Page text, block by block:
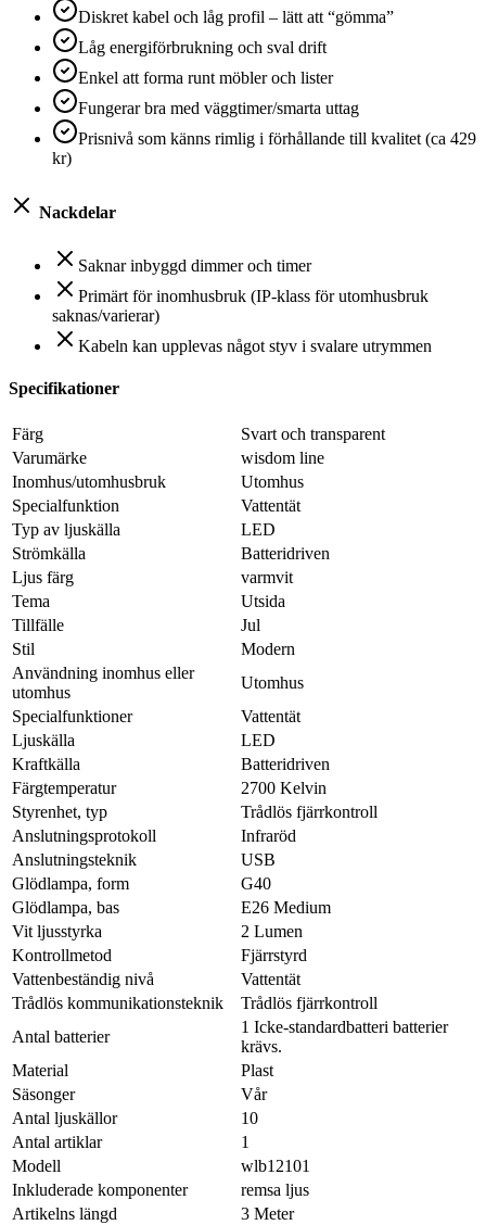
Diskret kabel och låg profil – lätt att “gömma”
Låg energiförbrukning och sval drift
Enkel att forma runt möbler och lister
Fungerar bra med väggtimer/smarta uttag
Prisnivå som känns rimlig i förhållande till kvalitet (ca 429
kr)
Nackdelar
Saknar inbyggd dimmer och timer
Primärt för inomhusbruk (IP-klass för utomhusbruk
saknas/varierar)
Kabeln kan upplevas något styv i svalare utrymmen
Specifikationer
Färg
Svart och transparent
Varumärke
wisdom line
Inomhus/utomhusbruk
Utomhus
Specialfunktion
Vattentät
Typ av ljuskälla
LED
Strömkälla
Batteridriven
Ljus färg
varmvit
Tema
Utsida
Tillfälle
Jul
Stil
Modern
Användning inomhus eller
utomhus
Utomhus
Specialfunktioner
Vattentät
Ljuskälla
LED
Kraftkälla
Batteridriven
Färgtemperatur
2700 Kelvin
Styrenhet, typ
Trådlös fjärrkontroll
Anslutningsprotokoll
Infraröd
Anslutningsteknik
USB
Glödlampa, form
G40
Glödlampa, bas
E26 Medium
Vit ljusstyrka
2 Lumen
Kontrollmetod
Fjärrstyrd
Vattenbeständig nivå
Vattentät
Trådlös kommunikationsteknik
Trådlös fjärrkontroll
Antal batterier
1 Icke-standardbatteri batterier
krävs.
Material
Plast
Säsonger
Vår
Antal ljuskällor
10
Antal artiklar
1
Modell
wlb12101
Inkluderade komponenter
remsa ljus
Artikelns längd
3 Meter